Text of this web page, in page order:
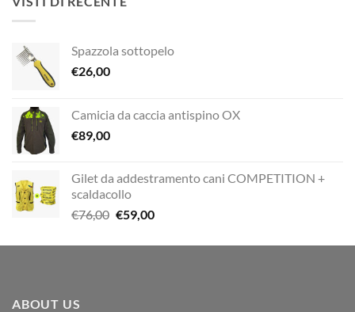
Spazzola sottopelo
€26,00
Camicia da caccia antispino OX
€89,00
Gilet da addestramento cani COMPETITION +
scaldacollo
€76,00 Il
originale
€59,00Il
attuale
ABOUT US